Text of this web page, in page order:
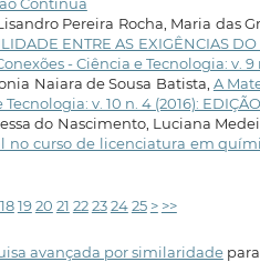
Pereira Rocha, Maria das
ENTRE AS EXIGÊNCIAS
- Ciência e Tecnologia: v. 9
Naiara de Sousa Batista, A
v. 10 n. 4 (2016):
do Nascimento, Luciana
no curso de licenciatura em
181920 21 22232425 > >>
avançada por similaridadepara